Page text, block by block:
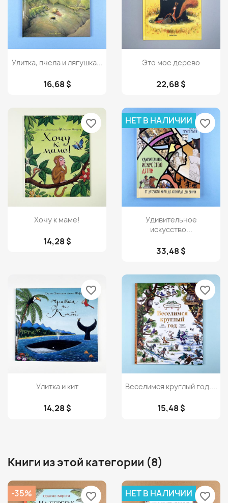
Просмотр
Улитка, пчела и лягушка...
16,68 $
 Просмотр
Это мое дерево
22,68 $
Просмотр
Хочу к маме!
14,28 $
favorite_border
Просмотр
Удивительное
искусство...
33,48 $
НЕТ В НАЛИЧИИ favorite_border
Просмотр
Улитка и кит
14,28 $
favorite_border
Просмотр
Веселимся круглый год....
15,48 $
favorite_border
Книги из этой категории (8)
-35% favorite_border НЕТ В НАЛИЧИИ favorite_border